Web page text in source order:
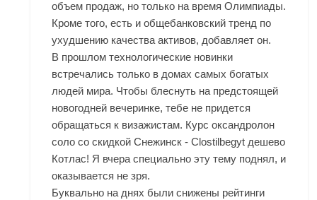
объем продаж, но только на время Олимпиады.
Кроме того, есть и общебанковский тренд по
ухудшению качества активов, добавляет он.
В прошлом технологические новинки
встречались только в домах самых богатых
людей мира. Чтобы блеснуть на предстоящей
новогодней вечеринке, тебе не придется
обращаться к визажистам. Курс оксандролон
соло со скидкой Снежинск - Clostilbegyt дешево
Котлас! Я вчера специально эту тему поднял, и
оказывается не зря.
Буквально на днях были снижены рейтинги